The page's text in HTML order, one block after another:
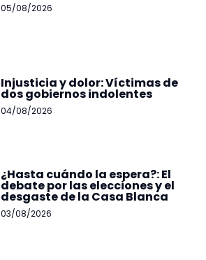
05/08/2026
Injusticia y dolor: Víctimas de
dos gobiernos indolentes
04/08/2026
¿Hasta cuándo la espera?: El
debate por las elecciones y el
desgaste de la Casa Blanca
03/08/2026